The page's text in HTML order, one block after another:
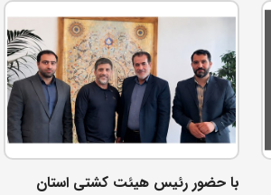
با حضور رئیس هیئت کشتی استان